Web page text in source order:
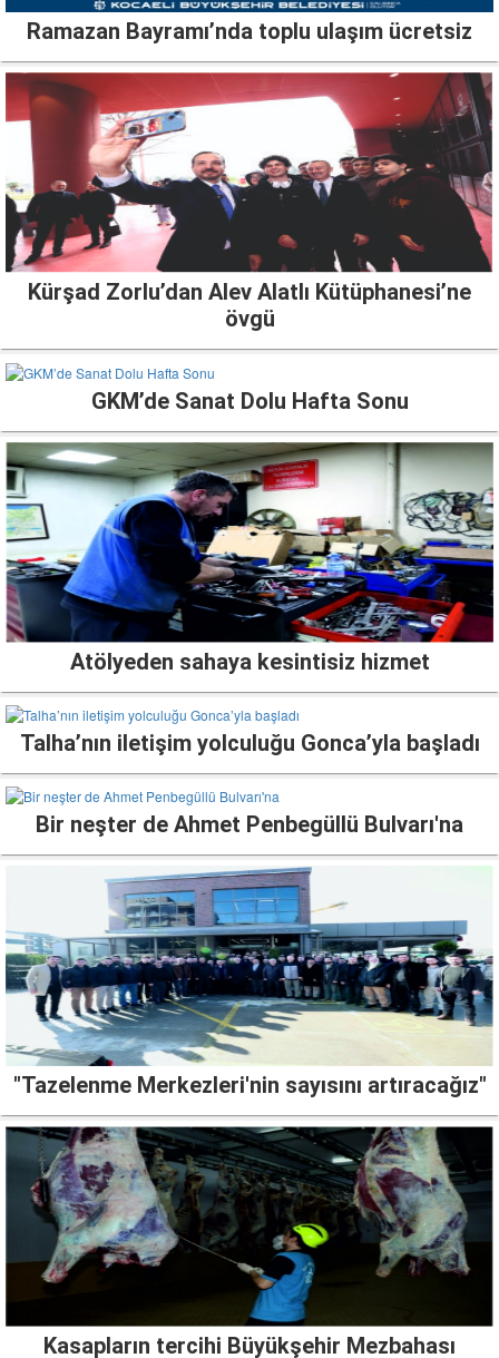
Ramazan Bayramı’nda toplu ulaşım ücretsiz
Kürşad Zorlu’dan Alev Alatlı Kütüphanesi’ne
övgü
GKM’de Sanat Dolu Hafta Sonu
Atölyeden sahaya kesintisiz hizmet
Talha’nın iletişim yolculuğu Gonca’yla başladı
Bir neşter de Ahmet Penbegüllü Bulvarı'na
"Tazelenme Merkezleri'nin sayısını artıracağız"
Kasapların tercihi Büyükşehir Mezbahası